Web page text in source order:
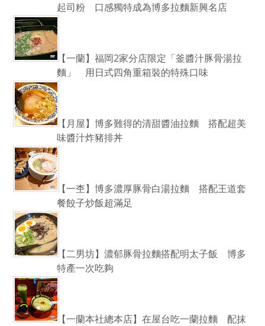
起司粉 口感獨特成為博多拉麵新興名店
【一蘭】福岡2家分店限定「釜醬汁豚骨湯拉
麵」 用日式四角重箱裝的特殊口味
【月屋】博多難得的清甜醬油拉麵 搭配超美
味醬汁炸豬排丼
【一杢】博多濃厚豚骨白湯拉麵 搭配王道套
餐餃子炒飯超滿足
【二男坊】濃郁豚骨拉麵搭配明太子飯 博多
特產一次吃夠
【一蘭本社總本店】在屋台吃一蘭拉麵 配抹